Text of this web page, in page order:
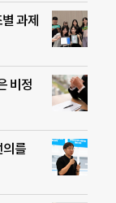
과제
비정
의를